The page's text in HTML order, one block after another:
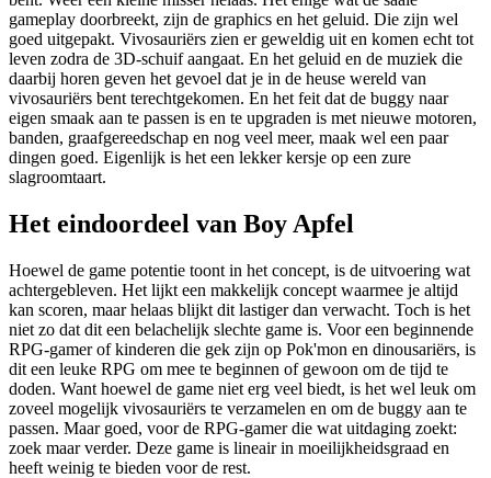
gameplay doorbreekt, zijn de graphics en het geluid. Die zijn wel
goed uitgepakt. Vivosauriërs zien er geweldig uit en komen echt tot
leven zodra de 3D-schuif aangaat. En het geluid en de muziek die
daarbij horen geven het gevoel dat je in de heuse wereld van
vivosauriërs bent terechtgekomen. En het feit dat de buggy naar
eigen smaak aan te passen is en te upgraden is met nieuwe motoren,
banden, graafgereedschap en nog veel meer, maak wel een paar
dingen goed. Eigenlijk is het een lekker kersje op een zure
slagroomtaart.
Het eindoordeel van Boy Apfel
Hoewel de game potentie toont in het concept, is de uitvoering wat
achtergebleven. Het lijkt een makkelijk concept waarmee je altijd
kan scoren, maar helaas blijkt dit lastiger dan verwacht. Toch is het
niet zo dat dit een belachelijk slechte game is. Voor een beginnende
RPG-gamer of kinderen die gek zijn op Pok'mon en dinousariërs, is
dit een leuke RPG om mee te beginnen of gewoon om de tijd te
doden. Want hoewel de game niet erg veel biedt, is het wel leuk om
zoveel mogelijk vivosauriërs te verzamelen en om de buggy aan te
passen. Maar goed, voor de RPG-gamer die wat uitdaging zoekt:
zoek maar verder. Deze game is lineair in moeilijkheidsgraad en
heeft weinig te bieden voor de rest.